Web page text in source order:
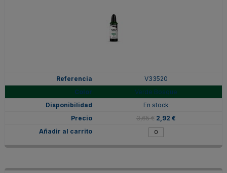
V33520
Verde Bosque
En stock
3,65 € 2,92 €